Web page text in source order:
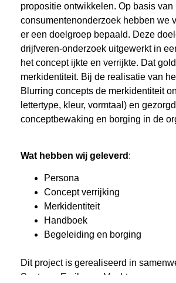
propositie ontwikkelen. Op basis van
consumentenonderzoek hebben we
er een doelgroep bepaald. Deze
drijfveren-onderzoek uitgewerkt in
het concept ijkte en verrijkte. Dat
merkidentiteit. Bij de realisatie van
Blurring concepts de merkidentiteit
lettertype, kleur, vormtaal) en
conceptbewaking en borging in de
Wat hebben wij geleverd :
Persona
Concept verrijking
Merkidentiteit
Handboek
Begeleiding en borging
Dit project is gerealiseerd in
Senta en Emily van Vught.